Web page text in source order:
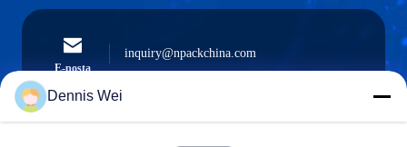
E-posta
inquiry@npackchina.com
Dennis Wei